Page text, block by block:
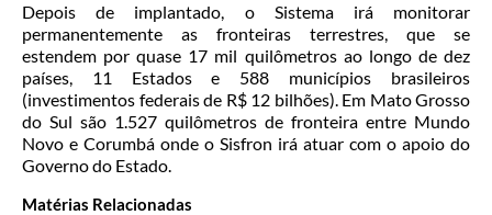
Depois de implantado, o Sistema irá monitorar
permanentemente as fronteiras terrestres, que se
estendem por quase 17 mil quilômetros ao longo de dez
países, 11 Estados e 588 municípios brasileiros
(investimentos federais de R$ 12 bilhões). Em Mato Grosso
do Sul são 1.527 quilômetros de fronteira entre Mundo
Novo e Corumbá onde o Sisfron irá atuar com o apoio do
Governo do Estado.
Matérias Relacionadas